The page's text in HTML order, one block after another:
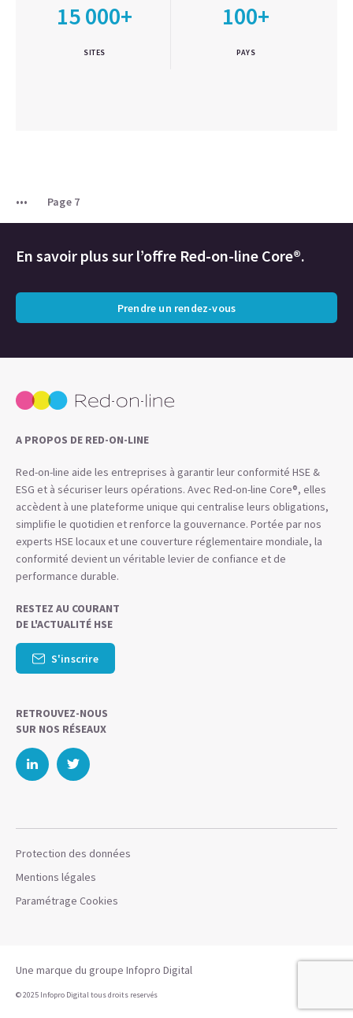
15 000+
SITES
100+
PAYS
Page 7
En savoir plus sur l’offre Red-on-line Core®.
Prendre un rendez-vous
A PROPOS DE RED-ON-LINE
Red-on-line aide les entreprises à garantir leur conformité HSE &
ESG et à sécuriser leurs opérations. Avec Red-on-line Core®, elles
accèdent à une plateforme unique qui centralise leurs obligations,
simplifie le quotidien et renforce la gouvernance. Portée par nos
experts HSE locaux et une couverture réglementaire mondiale, la
conformité devient un véritable levier de confiance et de
performance durable.
RESTEZ AU COURANT
DE L'ACTUALITÉ HSE
S'inscrire
RETROUVEZ-NOUS
SUR NOS RÉSEAUX
Protection des données
Mentions légales
Paramétrage Cookies
Une marque du groupe Infopro Digital
© 2025 Infopro Digital tous droits reservés